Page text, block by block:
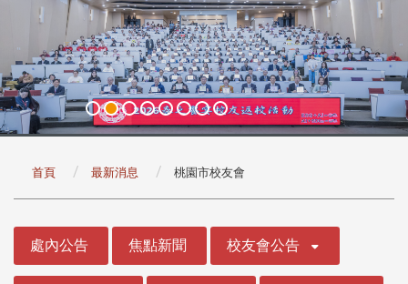
首頁 最新消息 桃園市校友會
處內公告 焦點新聞 校友會公告